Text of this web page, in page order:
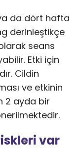
da dört hafta
derinleştikçe
seans
Etki için
Cildin
ve etkinin
2 ayda bir
var